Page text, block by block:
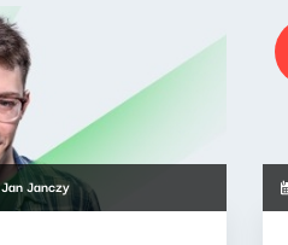
Jan Janczy